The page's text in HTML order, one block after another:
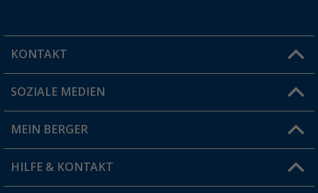
KONTAKT
Du hast eine Frage?
Filiale finden
SOZIALE MEDIEN
MEIN BERGER
Vorteilskarte
HILFE & KONTAKT